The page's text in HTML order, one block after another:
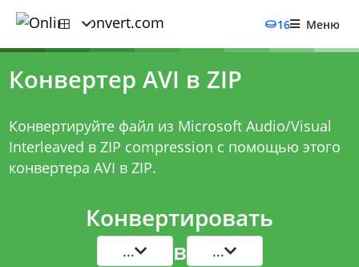
16 Меню
Конвертер AVI в ZIP
Конвертируйте файл из Microsoft Audio/Visual
Interleaved в ZIP compression с помощью этого
конвертера AVI в ZIP.
Конвертировать
... в ...